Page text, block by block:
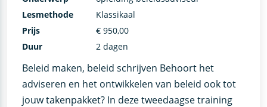
Beleid maken, beleid schrijven Behoort het
adviseren en het ontwikkelen van beleid ook tot
jouw takenpakket? In deze tweedaagse training
Lesmethode
Klassikaal
Prijs
€ 950,00
Duur
2 dagen